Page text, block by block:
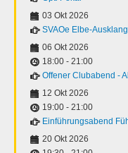
03 Okt 2026
SVAOe Elbe-
06 Okt 2026
18:00 - 21:00
Offener Clubabend -
12 Okt 2026
19:00 - 21:00
Einführungsabend
20 Okt 2026